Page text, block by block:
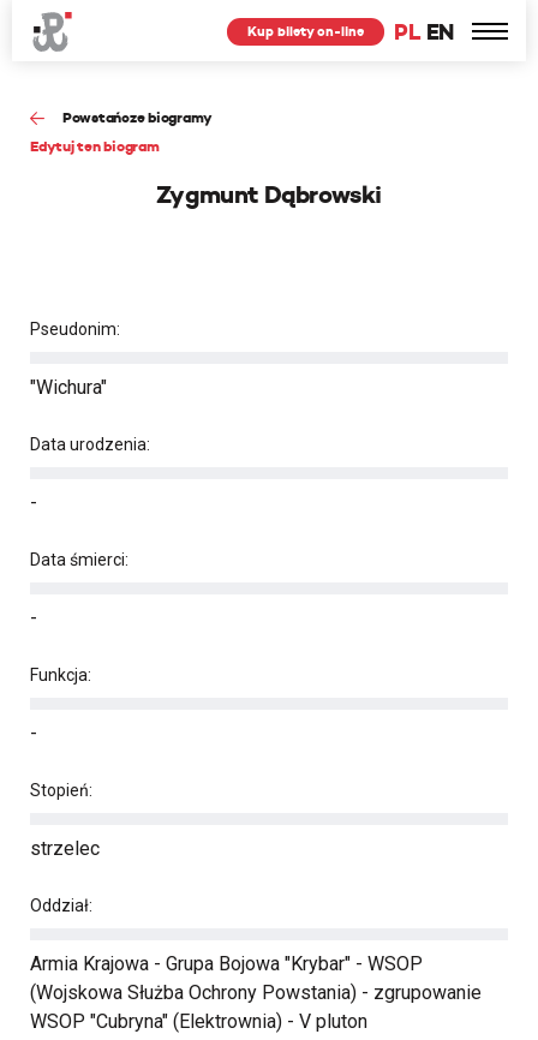
PL EN
Kup bilety on-line
Powstańcze biogramy
Edytuj ten biogram
Zygmunt Dąbrowski
Pseudonim:
"Wichura"
Data urodzenia:
-
Data śmierci:
-
Funkcja:
-
Stopień:
strzelec
Oddział:
Armia Krajowa - Grupa Bojowa "Krybar" - WSOP
(Wojskowa Służba Ochrony Powstania) - zgrupowanie
WSOP "Cubryna" (Elektrownia) - V pluton